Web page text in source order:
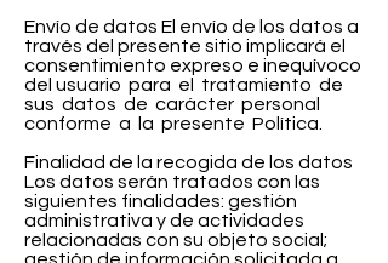
Envío de datos El envío de los datos a
través del presente sitio implicará el
consentimiento expreso e inequívoco
del usuario para el tratamiento de
sus datos de carácter personal
conforme a la presente Política.
Finalidad de la recogida de los datos
Los datos serán tratados con las
siguientes finalidades: gestión
administrativa y de actividades
relacionadas con su objeto social;